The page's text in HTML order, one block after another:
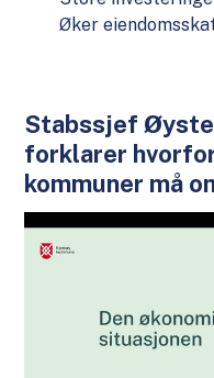
Øker
Stabssjef
forklarer
kommuner må